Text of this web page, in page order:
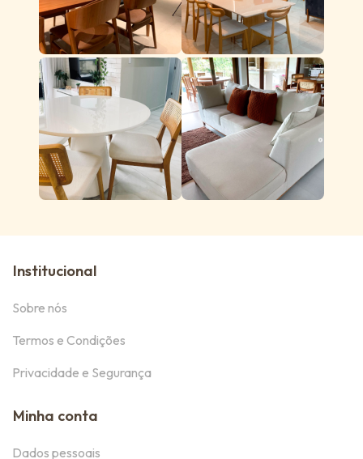
Institucional
Sobre nós
Termos e Condições
Privacidade e Segurança
Minha conta
Dados pessoais